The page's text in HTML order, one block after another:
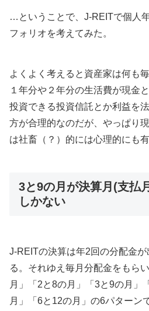
…ということで、J-REITで個人
フォリオを考えてみた。
よくよく考えると資産家は何も
１年分や２年分の生活費が現金
投資できる投資信託とか利益を
方が合理的なのだが、やっぱり
は社畜（？）的には心理的にも
3と9の月が決算月(支払
しかない
J-REITの決算は年2回の分配金
る。それゆえ毎月分配金をもら
月」「2と8の月」「3と9の月」
月」「6と12の月」の6パターン